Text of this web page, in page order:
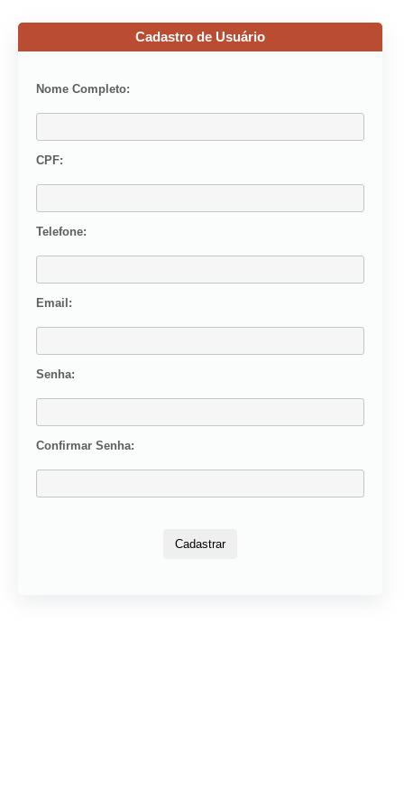
Cadastro de Usuário
Nome Completo:
CPF:
Telefone:
Email:
Senha:
Confirmar Senha: